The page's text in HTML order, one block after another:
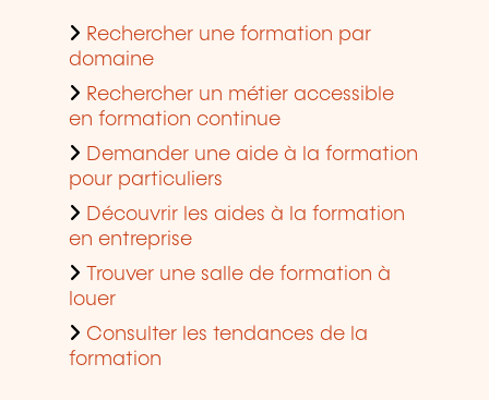
Rechercher une formation par
domaine
Rechercher un métier accessible
en formation continue
Demander une aide à la formation
pour particuliers
Découvrir les aides à la formation
en entreprise
Trouver une salle de formation à
louer
Consulter les tendances de la
formation